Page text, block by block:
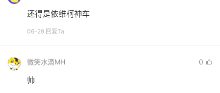
还得是依维柯神车
06-29 回复Ta
微笑水滴MH 0
帅